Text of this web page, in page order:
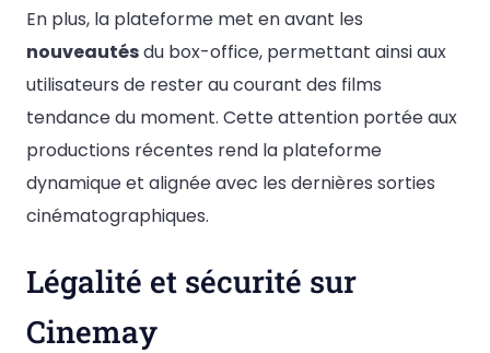
En plus, la plateforme met en avant les
nouveautésdu box-office, permettant ainsi aux
utilisateurs de rester au courant des films
tendance du moment. Cette attention portée aux
productions récentes rend la plateforme
dynamique et alignée avec les dernières sorties
cinématographiques.
Légalité et sécurité sur
Cinemay